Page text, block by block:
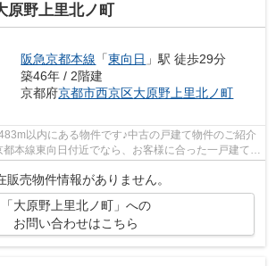
原野上里北ノ町
阪急京都本線 「東向日 」駅 徒歩29分
築46年 / 2階建
京都府京都市西京区大原野上里北ノ町
以内にある物件です♪中古の戸建て物件のご紹介
本線東向日付近でなら、お客様に合った一戸建てが
はご希望条件...
販売物件情報がありません。
「大原野上里北ノ町」への
お問い合わせはこちら